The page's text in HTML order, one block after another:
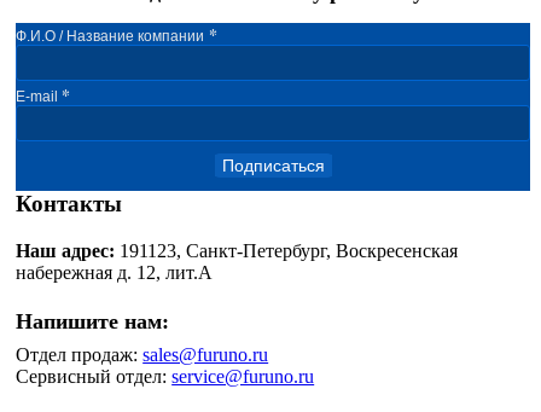
Ф.И.О / Название компании *
E-mail *
Подписаться
Контакты
Наш адрес: 191123, Санкт-Петербург, Воскресенская
набережная д. 12, лит.А
Напишите нам:
Отдел продаж:sales@furuno.ru
Сервисный отдел:service@furuno.ru